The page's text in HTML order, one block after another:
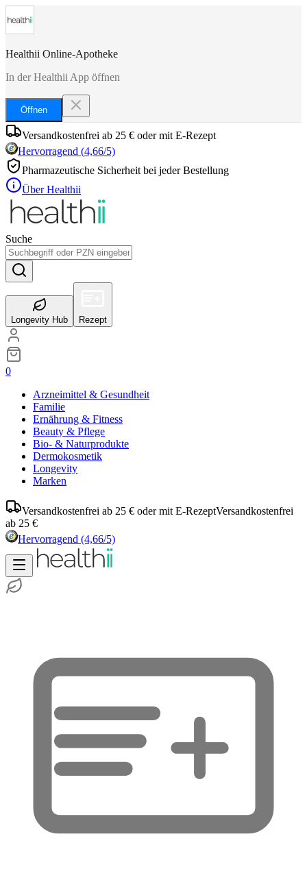
Healthii Online-Apotheke
In der Healthii App öffnen
Öffnen
Versandkostenfrei ab 25 € oder mit E-Rezept
Hervorragend (4,66/5)
Pharmazeutische Sicherheit bei jeder Bestellung
Über Healthii
Suche
Longevity Hub Rezept
0
Arzneimittel & Gesundheit
Familie
Ernährung & Fitness
Beauty & Pflege
Bio- & Naturprodukte
Dermokosmetik
Longevity
Marken
Versandkostenfrei ab 25 € oder mit E-RezeptVersandkostenfrei
ab 25 €
Hervorragend (4,66/5)